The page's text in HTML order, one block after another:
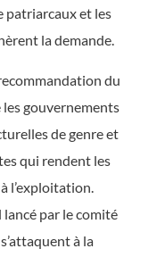
patriarcaux et les
la demande.
du
gouvernements
de genre et
qui rendent les
l’exploitation.
lancé par le comité
à la